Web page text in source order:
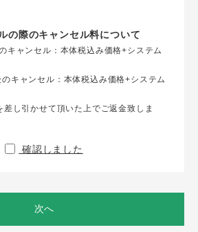
の際のキャンセル料について
キャンセル：本体税込み価格+システム
キャンセル：本体税込み価格+システム
し引かせて頂いた上でご返金致しま
確認しました
次へ